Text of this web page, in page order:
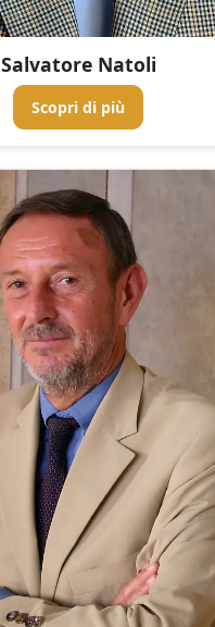
Salvatore Natoli
Scopri di più